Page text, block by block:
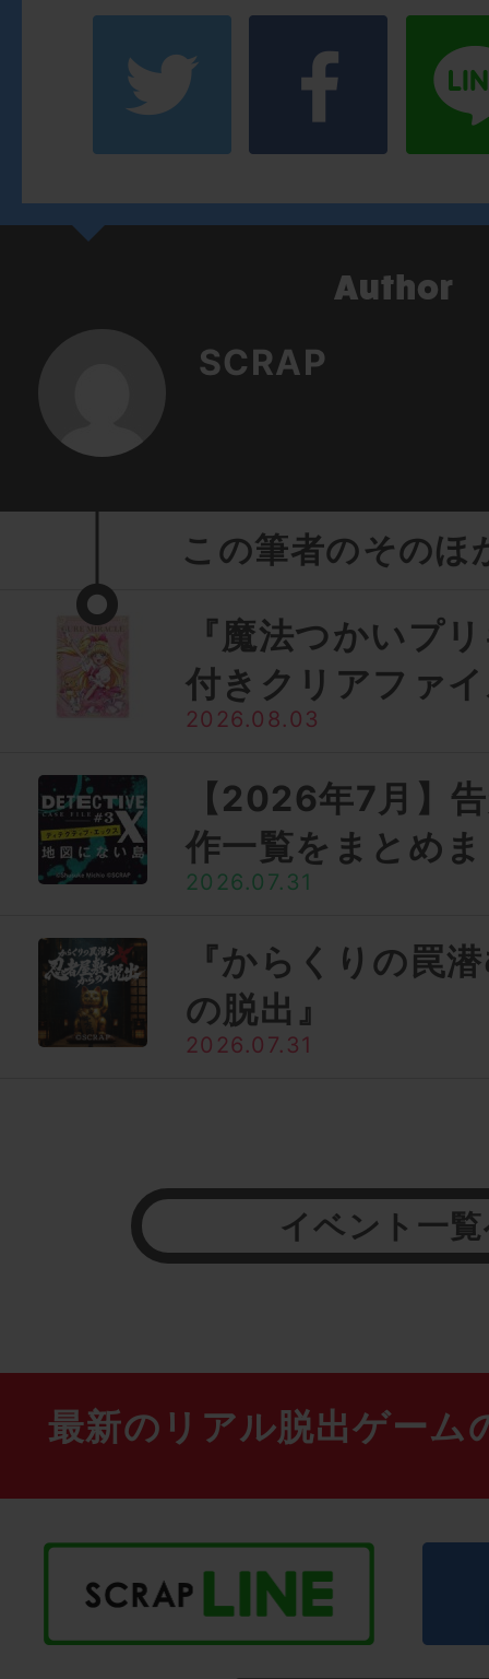
SCRAP
この筆者のそのほ
『魔法つかいプ
付きクリアファ
2026.08.03
【2026年7月】
作一覧をまとめ
2026.07.31
『からくりの罠
の脱出』
2026.07.31
イベント一
最新のリアル脱出ゲーム